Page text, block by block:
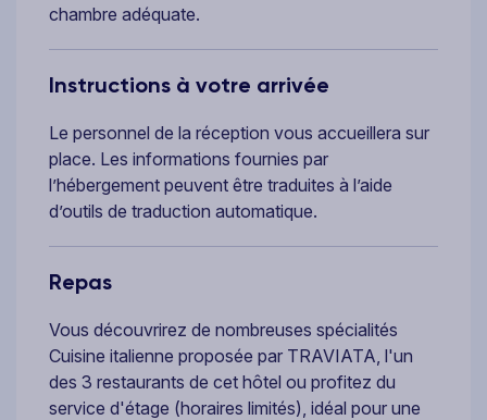
chambre adéquate.
Instructions à votre arrivée
Le personnel de la réception vous accueillera sur
place. Les informations fournies par
l’hébergement peuvent être traduites à l’aide
d’outils de traduction automatique.
Repas
Vous découvrirez de nombreuses spécialités
Cuisine italienne proposée par TRAVIATA, l'un
des 3 restaurants de cet hôtel ou profitez du
service d'étage (horaires limités), idéal pour une